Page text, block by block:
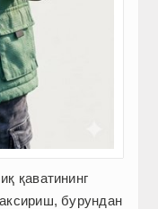
қаватининг
бурундан